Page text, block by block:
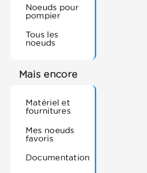
Noeuds pour
pompier
Tous les
noeuds
Mais encore
Matériel et
fournitures
Mes noeuds
favoris
Documentation